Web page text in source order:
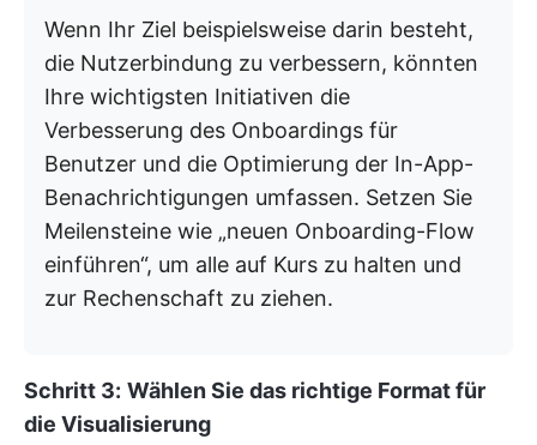
Wenn Ihr Ziel beispielsweise darin besteht,
die Nutzerbindung zu verbessern, könnten
Ihre wichtigsten Initiativen die
Verbesserung des Onboardings für
Benutzer und die Optimierung der In-App-
Benachrichtigungen umfassen. Setzen Sie
Meilensteine wie „neuen Onboarding-Flow
einführen“, um alle auf Kurs zu halten und
zur Rechenschaft zu ziehen.
Schritt 3: Wählen Sie das richtige Format für
die Visualisierung